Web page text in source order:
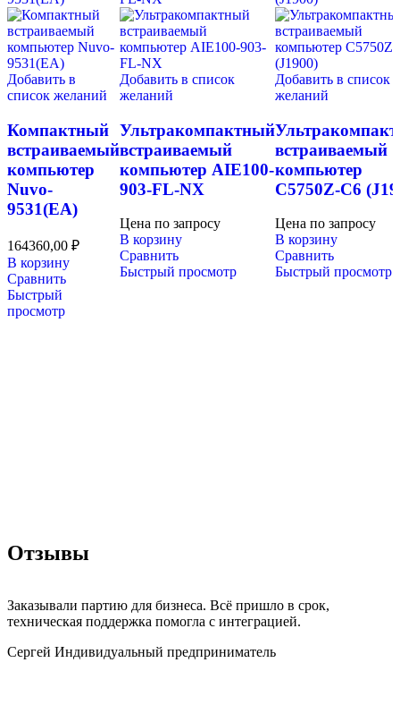
Добавить в
список желаний
Компактный
встраиваемый
компьютер
Nuvo-
9531(EA)
164360,00 ₽
В корзину
Сравнить
Быстрый
просмотр
Добавить в список
желаний
Ультракомпактный
встраиваемый
компьютер AIE100-
903-FL-NX
Цена по запросу
В корзину
Сравнить
Быстрый просмотр
Добавить в список
желаний
встраиваемый
компьютер
C5750Z-C6
Цена по запросу
В корзину
Сравнить
Быстрый просмотр
Отзывы
Заказывали партию для бизнеса. Всё пришло в срок,
техническая поддержка помогла с интеграцией.
Сергей Индивидуальный предприниматель